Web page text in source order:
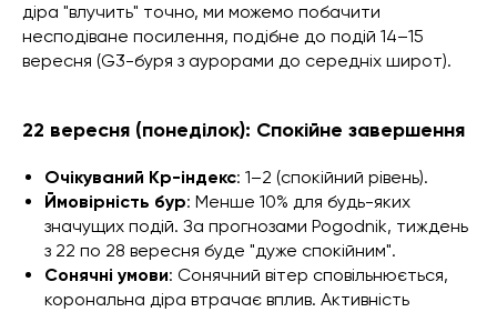
діра "влучить" точно, ми можемо побачити
несподіване посилення, подібне до подій 14–15
вересня (G3-буря з аурорами до середніх широт).
22 вересня (понеділок): Спокійне завершення
Очікуваний Kp-індекс: 1–2 (спокійний рівень).
Ймовірність бур: Менше 10% для будь-яких
значущих подій. За прогнозами Pogodnik, тиждень
з 22 по 28 вересня буде "дуже спокійним".
Сонячні умови: Сонячний вітер сповільнюється,
корональна діра втрачає вплив. Активність